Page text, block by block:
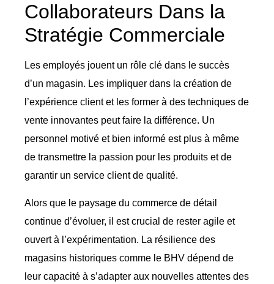
Collaborateurs Dans la
Stratégie Commerciale
Les employés jouent un rôle clé dans le succès
d’un magasin. Les impliquer dans la création de
l’expérience client et les former à des techniques de
vente innovantes peut faire la différence. Un
personnel motivé et bien informé est plus à même
de transmettre la passion pour les produits et de
garantir un service client de qualité.
Alors que le paysage du commerce de détail
continue d’évoluer, il est crucial de rester agile et
ouvert à l’expérimentation. La résilience des
magasins historiques comme le BHV dépend de
leur capacité à s’adapter aux nouvelles attentes des